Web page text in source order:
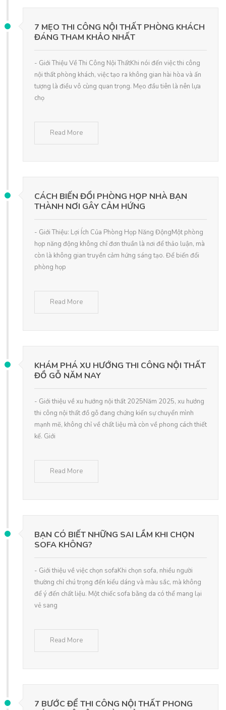
7 MẸO THI CÔNG NỘI THẤT PHÒNG KHÁCH
ĐÁNG THAM KHẢO NHẤT
- Giới Thiệu Về Thi Công Nội ThấtKhi nói đến việc thi công
nội thất phòng khách, việc tạo ra không gian hài hòa và ấn
tượng là điều vô cùng quan trọng. Mẹo đầu tiên là nên lựa
chọ
Read More
CÁCH BIẾN ĐỔI PHÒNG HỌP NHÀ BẠN
THÀNH NƠI GÂY CẢM HỨNG
- Giới Thiệu: Lợi Ích Của Phòng Họp Năng ĐộngMột phòng
họp năng động không chỉ đơn thuần là nơi để thảo luận, mà
còn là không gian truyền cảm hứng sáng tạo. Để biến đổi
phòng họp
Read More
KHÁM PHÁ XU HƯỚNG THI CÔNG NỘI THẤT
ĐỒ GỖ NĂM NAY
- Giới thiệu về xu hướng nội thất 2025Năm 2025, xu hướng
thi công nội thất đồ gỗ đang chứng kiến sự chuyển mình
mạnh mẽ, không chỉ về chất liệu mà còn về phong cách thiết
kế. Giới
Read More
BẠN CÓ BIẾT NHỮNG SAI LẦM KHI CHỌN
SOFA KHÔNG?
- Giới thiệu về việc chọn sofaKhi chọn sofa, nhiều người
thường chỉ chú trọng đến kiểu dáng và màu sắc, mà không
để ý đến chất liệu. Một chiếc sofa bằng da có thể mang lại
vẻ sang
Read More
7 BƯỚC ĐỂ THI CÔNG NỘI THẤT PHONG